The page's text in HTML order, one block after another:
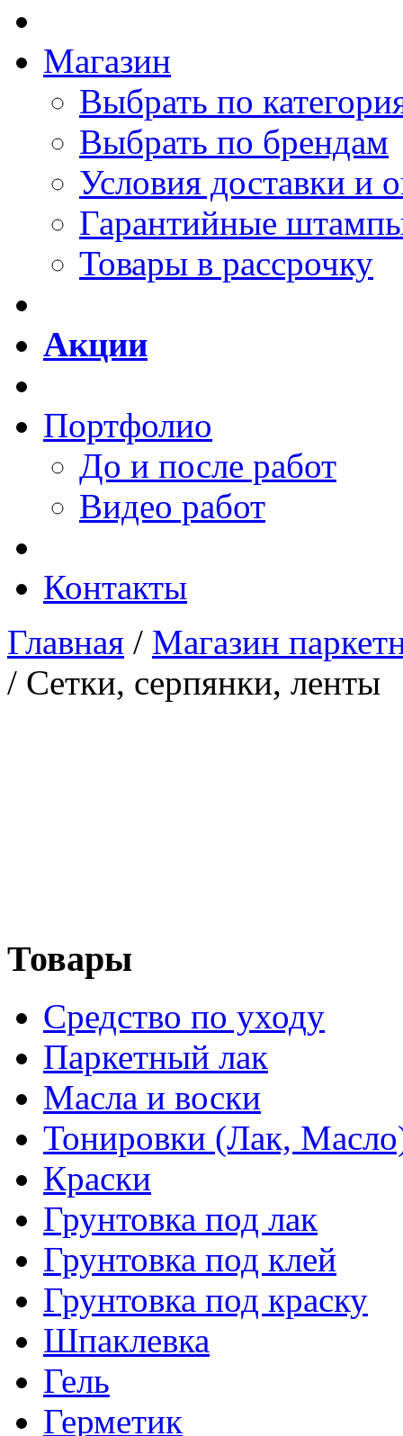
Магазин
Выбрать по
Выбрать по брендам
Условия доставки и
Гарантийные
Товары в рассрочку
Акции
Портфолио
До и после работ
Видео работ
Контакты
Главная / Магазин
/ Сетки, серпянки, ленты
Товары
Средство по уходу
Паркетный лак
Масла и воски
Тонировки (Лак,
Краски
Грунтовка под лак
Грунтовка под клей
Грунтовка под краску
Шпаклевка
Гель
Герметик